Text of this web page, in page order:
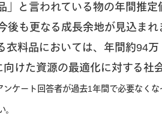
」と言われている物の年間推
後も更なる成長余地が見込まれ
衣料品においては、年間約94
けた資源の最適化に対する社
ケート回答者が過去1年間で必要なくな